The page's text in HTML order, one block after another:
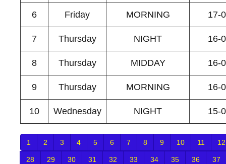
6 Friday MORNING 17-
7 Thursday NIGHT 16-
8 Thursday MIDDAY 16-
9 Thursday MORNING 16-
10 Wednesday NIGHT 15-
1 2 3 4 5 6 7 8 9 10 11 12
28 29 30 31 32 33 34 35 36 37